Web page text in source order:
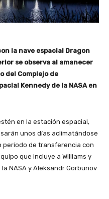
la nave espacial Dragon
se observa al amanecer
del Complejo de
Kennedy de la NASA en
en la estación espacial,
unos días aclimatándose
de transferencia con
que incluye a Williams y
NASA y Aleksandr Gorbunov